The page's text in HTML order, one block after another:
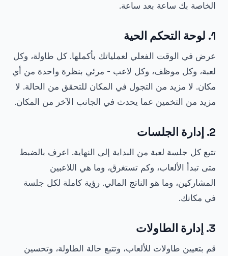
الخاصة بك ساعة بعد ساعة.
1. لوحة التحكم الحية
عرض في الوقت الفعلي لعملياتك بأكملها. كل طاولة، وكل
لعبة، وكل موظف، وكل لاعب - مرئي بنظرة واحدة من أي
مكان. لا مزيد من التجول في المكان للتحقق من الحالة. لا
مزيد من التخمين عما يحدث في الجانب الآخر من المكان.
2. إدارة الجلسات
تتبع كل جلسة لعبة من البداية إلى النهاية. اعرف بالضبط
متى تبدأ الألعاب، وكم تستغرق، وما هي اللاعبين
المشاركين، وما هو الناتج المالي. رؤية كاملة لكل جلسة
في مكانك.
3. إدارة الطاولات
قم بتعيين طاولات للألعاب، وتتبع حالة الطاولة، وتحسين